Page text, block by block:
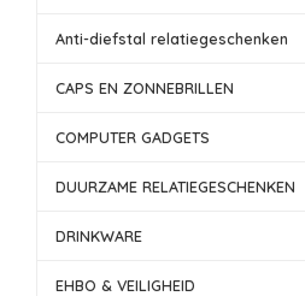
Anti-diefstal relatiegeschenken
CAPS EN ZONNEBRILLEN
COMPUTER GADGETS
DUURZAME RELATIEGESCHENKEN
DRINKWARE
EHBO & VEILIGHEID